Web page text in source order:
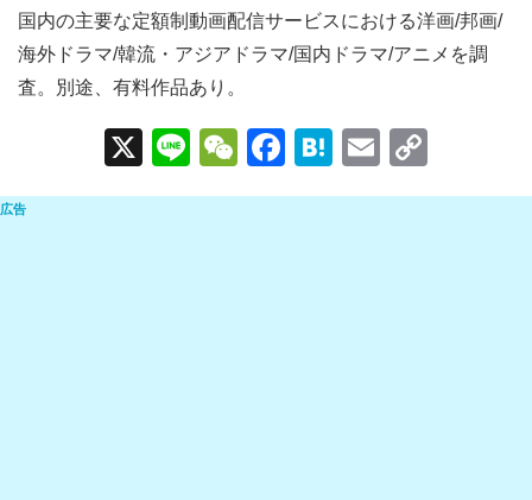
国内の主要な定額制動画配信サービスにおける洋画/邦画/
海外ドラマ/韓流・アジアドラマ/国内ドラマ/アニメを調
査。別途、有料作品あり。
X
Li
n
W
e
F
a
H
at
E
m o